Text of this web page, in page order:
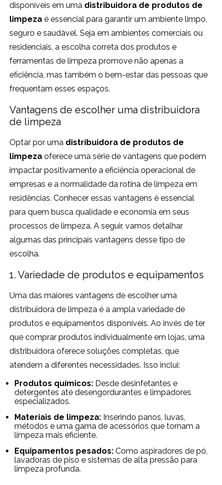
disponíveis em uma distribuidora de produtos de
limpeza é essencial para garantir um ambiente limpo,
seguro e saudável. Seja em ambientes comerciais ou
residenciais, a escolha correta dos produtos e
ferramentas de limpeza promove não apenas a
eficiência, mas também o bem-estar das pessoas que
frequentam esses espaços.
Vantagens de escolher uma distribuidora
de limpeza
Optar por uma distribuidora de produtos de
limpeza oferece uma série de vantagens que podem
impactar positivamente a eficiência operacional de
empresas e a normalidade da rotina de limpeza em
residências. Conhecer essas vantagens é essencial
para quem busca qualidade e economia em seus
processos de limpeza. A seguir, vamos detalhar
algumas das principais vantagens desse tipo de
escolha.
1. Variedade de produtos e equipamentos
Uma das maiores vantagens de escolher uma
distribuidora de limpeza é a ampla variedade de
produtos e equipamentos disponíveis. Ao invés de ter
que comprar produtos individualmente em lojas, uma
distribuidora oferece soluções completas, que
atendem a diferentes necessidades. Isso inclui:
Produtos químicos: Desde desinfetantes e
detergentes até desengordurantes e limpadores
especializados.
Materiais de limpeza: Inserindo panos, luvas,
métodos e uma gama de acessórios que tornam a
limpeza mais eficiente.
Equipamentos pesados: Como aspiradores de pó,
lavadoras de piso e sistemas de alta pressão para
limpeza profunda.